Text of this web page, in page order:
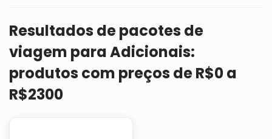
uso
Políticas
Privacidade
Contato
Resultados de pacotes de
viagem para Adicionais:
produtos com preços de R$0 a
R$2300